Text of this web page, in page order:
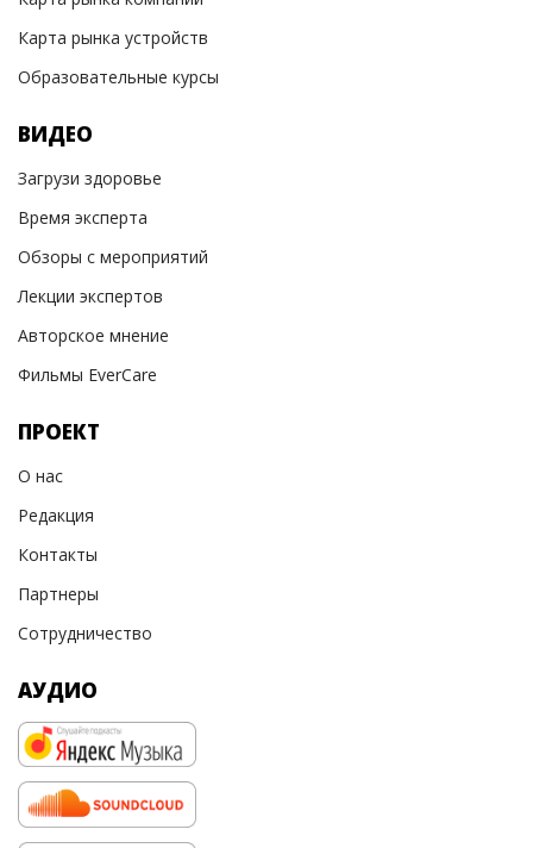
Карта рынка устройств
Образовательные курсы
ВИДЕО
Загрузи здоровье
Время эксперта
Обзоры с мероприятий
Лекции экспертов
Авторское мнение
Фильмы EverCare
ПРОЕКТ
О нас
Редакция
Контакты
Партнеры
Сотрудничество
АУДИО